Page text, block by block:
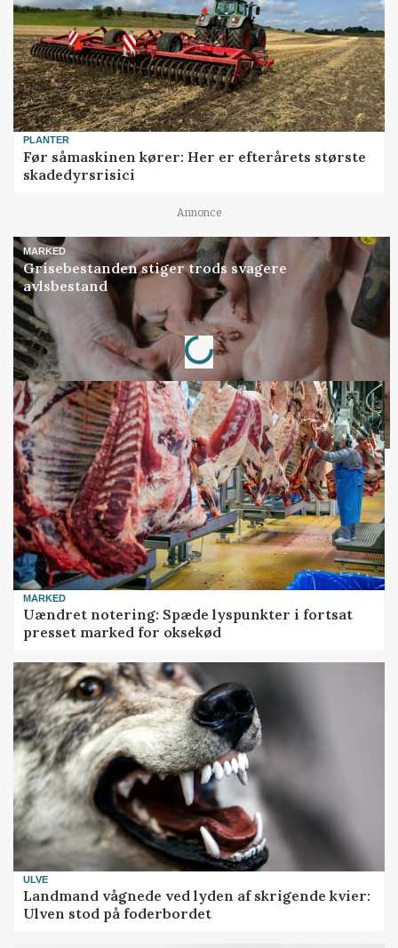
PLANTER
Før såmaskinen kører: Her er efterårets største
skadedyrsrisici
Annonce
MARKED
Grisebestanden stiger trods svagere
avlsbestand
Annonce
Loading...
MARKED
Uændret notering: Spæde lyspunkter i fortsat
presset marked for oksekød
ULVE
Landmand vågnede ved lyden af skrigende kvier:
Ulven stod på foderbordet